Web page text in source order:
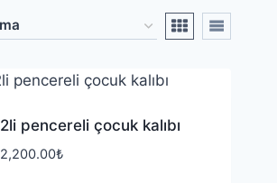
2li pencereli çocuk kalıbı
2,200.00₺